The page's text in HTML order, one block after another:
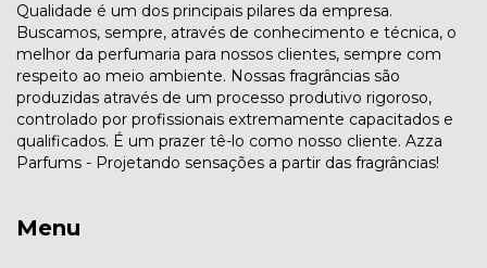
Qualidade é um dos principais pilares da empresa.
Buscamos, sempre, através de conhecimento e técnica, o
melhor da perfumaria para nossos clientes, sempre com
respeito ao meio ambiente. Nossas fragrâncias são
produzidas através de um processo produtivo rigoroso,
controlado por profissionais extremamente capacitados e
qualificados. É um prazer tê-lo como nosso cliente. Azza
Parfums - Projetando sensações a partir das fragrâncias!
Menu